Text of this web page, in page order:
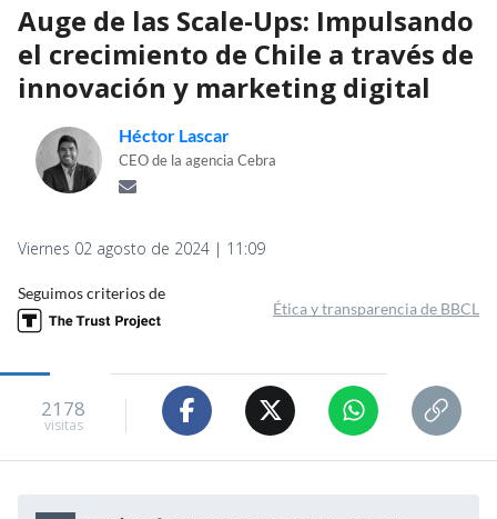
Auge de las Scale-Ups: Impulsando
el crecimiento de Chile a través de
innovación y marketing digital
Héctor Lascar
CEO de la agencia Cebra
Viernes 02 agosto de 2024 | 11:09
Seguimos criterios de
Ética y transparencia de BBCL
2178
visitas